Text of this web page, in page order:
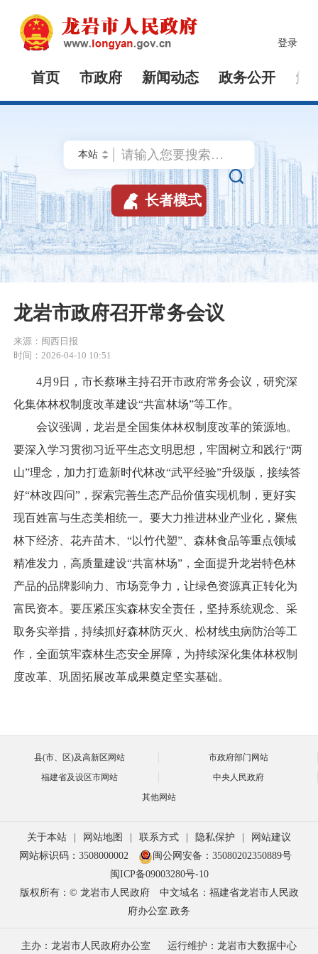
登录
首页 市政府 新闻动态 政务公开 解

 长者模式
龙岩市政府召开常务会议
来源：闽西日报
时间：2026-04-10 10:51
4月9日，市长蔡琳主持召开市政府常务会议，研究深
化集体林权制度改革建设“共富林场”等工作。
会议强调，龙岩是全国集体林权制度改革的策源地。
要深入学习贯彻习近平生态文明思想，牢固树立和践行“两
山”理念，加力打造新时代林改“武平经验”升级版，接续答
好“林改四问”，探索完善生态产品价值实现机制，更好实
现百姓富与生态美相统一。要大力推进林业产业化，聚焦
林下经济、花卉苗木、“以竹代塑”、森林食品等重点领域
精准发力，高质量建设“共富林场”，全面提升龙岩特色林
产品的品牌影响力、市场竞争力，让绿色资源真正转化为
富民资本。要压紧压实森林安全责任，坚持系统观念、采
取务实举措，持续抓好森林防灭火、松材线虫病防治等工
作，全面筑牢森林生态安全屏障，为持续深化集体林权制
度改革、巩固拓展改革成果奠定坚实基础。
县(市、区)及高新区网站
市政府部门网站
福建省及设区市网站
中央人民政府
其他网站
关于本站 网站地图 联系方式 隐私保护
网站建议
网站标识码：3508000002
闽公网安备：35080202350889号
闽ICP备09003280号-10
版权所有：© 龙岩市人民政府
中文域名：福建省龙岩市人民政
府办公室.政务
主办：龙岩市人民政府办公室 运行维护：龙岩市大数据中心